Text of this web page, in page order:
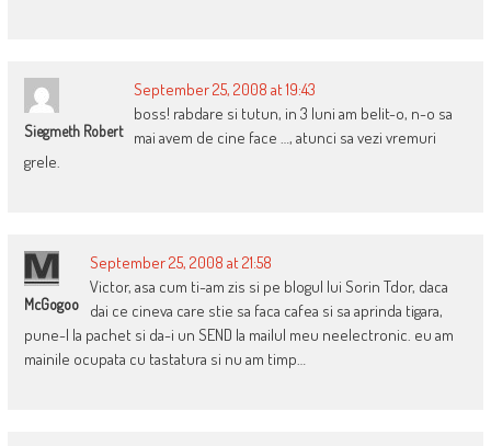
Siegmeth Robert
September 25, 2008 at 19:43
boss! rabdare si tutun, in 3 luni am belit-o, n-o sa
mai avem de cine face …, atunci sa vezi vremuri
grele.
McGogoo
September 25, 2008 at 21:58
Victor, asa cum ti-am zis si pe blogul lui Sorin Tdor, daca
dai ce cineva care stie sa faca cafea si sa aprinda tigara,
pune-l la pachet si da-i un SEND la mailul meu neelectronic. eu am
mainile ocupata cu tastatura si nu am timp…